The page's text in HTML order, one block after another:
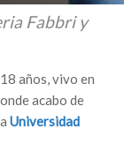
Fabbri y
años, vivo en
acabo de
Universidad